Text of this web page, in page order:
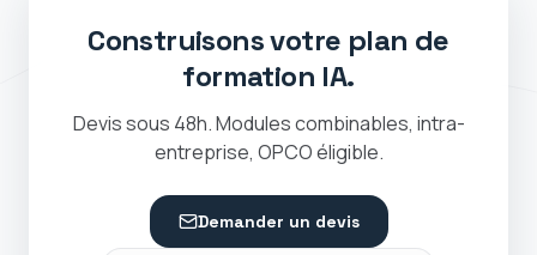
Construisons votre plan de
formation IA.
Devis sous 48h. Modules combinables, intra-
entreprise, OPCO éligible.
Demander un devis